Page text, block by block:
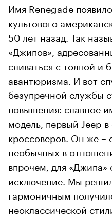
Имя Renegade
культового
50 лет назад. Так
«Джипов»,
сливаться с толпой и
авантюризма. И вот
безупречной службы
повышения: славное
модель, первый Jeep
кроссоверов. Он же –
необычных в
впрочем, для «Джипа»
исключение. Мы
гармоничным
неоклассической